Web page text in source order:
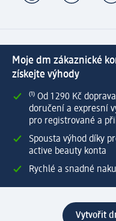
Moje dm zákaznické
získejte výhody
⁽¹⁾ Od 1 290 Kč
doručení a expresní
pro registrované a
Spousta výhod díky
active beauty konta
Rychlé a snadné
Vytvořit